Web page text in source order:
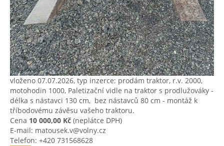
vloženo 07.07.2026, typ inzerce: prodám traktor, r.v. 2000,
motohodin 1000, Paletizační vidle na traktor s prodlužováky ​-
délka s nástavci 130 cm, ​ bez nástavců 80 cm ​- montáž k
tříbodovému závěsu vašeho traktoru.
Cena 10 000,00 Kč (neplátce DPH)
E-mail: matousek.v@volny.cz
Telefon: +420 731568628